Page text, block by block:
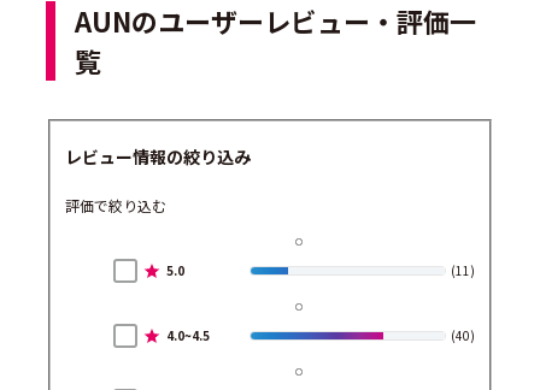
AUNのユーザーレビュー・評価一
覧
レビュー情報の絞り込み
評価で絞り込む
5.0 (11)
4.0~4.5 (40)